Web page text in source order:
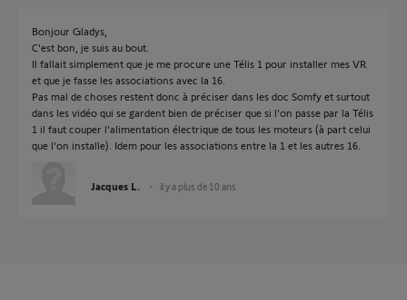
Bonjour Gladys,
C'est bon, je suis au bout.
Il fallait simplement que je me procure une Télis 1 pour installer mes VR
et que je fasse les associations avec la 16.
Pas mal de choses restent donc à préciser dans les doc Somfy et surtout
dans les vidéo qui se gardent bien de préciser que si l'on passe par la Télis
1 il faut couper l'alimentation électrique de tous les moteurs (à part celui
que l'on installe). Idem pour les associations entre la 1 et les autres 16.
Jacques L. il y a plus de 10 ans